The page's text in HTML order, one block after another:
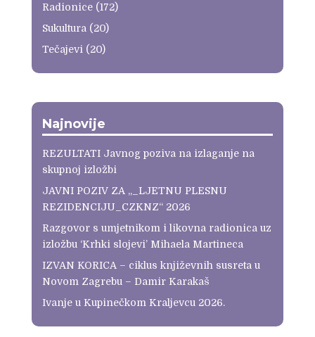
Radionice(172)
Sukultura (20)
Tečajevi (20)
Najnovije
REZULTATI Javnog poziva na izlaganje na
skupnoj izložbi
JAVNI POZIV ZA „_LJETNU PLESNU
REZIDENCIJU_CZKNZ“ 2026
Razgovor s umjetnikom i likovna radionica uz
izložbu ‘Krhki slojevi’ Mihaela Martineca
IZVAN KORICA – ciklus književnih susreta u
Novom Zagrebu – Damir Karakaš
Ivanje u Kupinečkom Kraljevcu 2026.